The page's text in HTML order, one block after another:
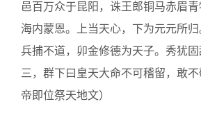
邑百万众于昆阳，诛王郎铜马赤眉青
海内蒙恩。上当天心，下为元元所
兵捕不道，卯金修德为天子。秀犹
三，群下曰皇天大命不可稽留，敢
帝即位祭天地文）